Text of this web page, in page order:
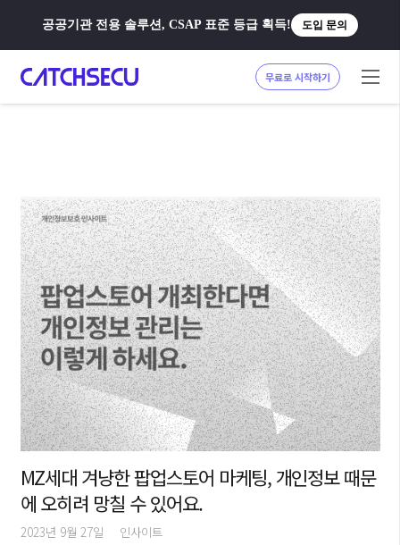
공공기관 전용 솔루션, CSAP 표준 등급 획득! 도입 문의
무료로 시작하기
MZ세대 겨냥한 팝업스토어 마케팅, 개인정보 때문
에 오히려 망칠 수 있어요.
2023년 9월 27일 인사이트